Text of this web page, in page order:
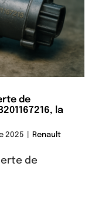
de
la
2025 Renault
de